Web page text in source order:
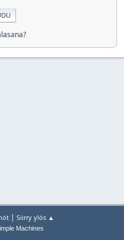
| Siirry ylös ▲
Machines